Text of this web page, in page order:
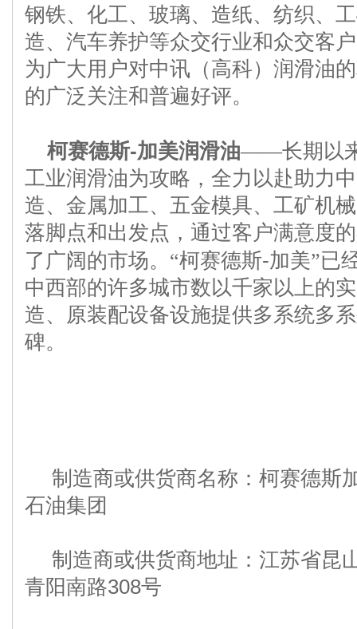
钢铁、化工、玻璃、造纸、纺织、
造、汽车养护等众交行业和众交客
为广大用户对中讯（高科）润滑油
的广泛关注和普遍好评。
柯赛德斯-加美润滑油——长期以
工业润滑油为攻略，全力以赴助力
造、金属加工、五金模具、工矿机
落脚点和出发点，通过客户满意度
了广阔的市场。“柯赛德斯-加美”已
中西部的许多城市数以千家以上的
造、原装配设备设施提供多系统多
碑。
制造商或供货商名称：柯赛德斯
石油集团
制造商或供货商地址：江苏省昆
青阳南路308号